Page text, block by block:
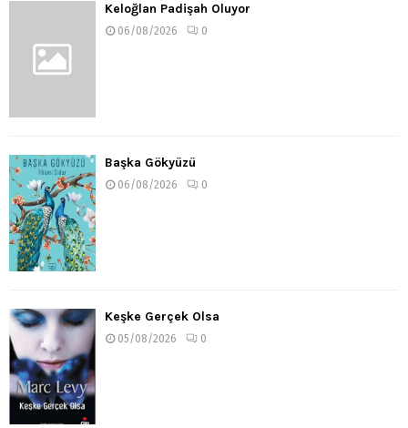
Keloğlan Padişah Oluyor
06/08/2026 0
Başka Gökyüzü
06/08/2026 0
Keşke Gerçek Olsa
05/08/2026 0